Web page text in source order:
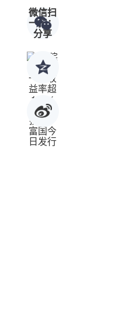
微信扫
一扫：
分享